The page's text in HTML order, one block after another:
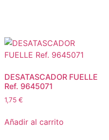
DESATASCADOR FUELLE
Ref. 9645071
1,75 €
Añadir al carrito